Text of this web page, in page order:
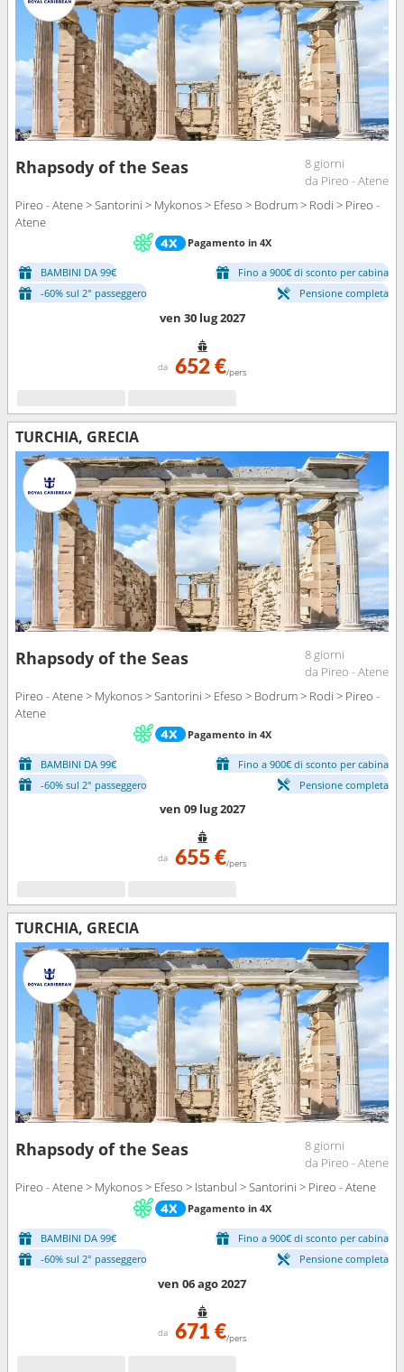
Rhapsody of the Seas
8 giorni
da Pireo - Atene
Pireo - Atene > Santorini > Mykonos > Efeso > Bodrum > Rodi > Pireo -
Atene
Pagamento in 4X
BAMBINI DA 99€
Fino a 900€ di sconto per cabina
-60% sul 2° passeggero
Pensione completa
ven 30 lug 2027
da 652 €/pers
TURCHIA, GRECIA
Rhapsody of the Seas
8 giorni
da Pireo - Atene
Pireo - Atene > Mykonos > Santorini > Efeso > Bodrum > Rodi > Pireo -
Atene
Pagamento in 4X
BAMBINI DA 99€
Fino a 900€ di sconto per cabina
-60% sul 2° passeggero
Pensione completa
ven 09 lug 2027
da 655 €/pers
TURCHIA, GRECIA
Rhapsody of the Seas
8 giorni
da Pireo - Atene
Pireo - Atene > Mykonos > Efeso > Istanbul > Santorini > Pireo - Atene
Pagamento in 4X
BAMBINI DA 99€
Fino a 900€ di sconto per cabina
-60% sul 2° passeggero
Pensione completa
ven 06 ago 2027
da 671 €/pers